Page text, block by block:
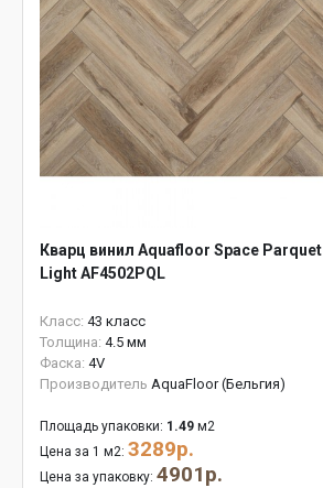
Кварц винил Aquafloor Space Parquet
Light AF4502PQL
Класс: 43 класс
Толщина: 4.5 мм
Фаска: 4V
Производитель AquaFloor (Бельгия)
Площадь упаковки: 1.49 м2
Цена за 1 м2: 3289р.
Цена за упаковку: 4901р.